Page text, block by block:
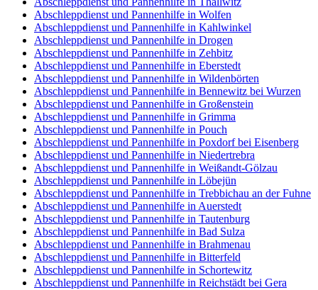
Abschleppdienst und Pannenhilfe in Wolfen
Abschleppdienst und Pannenhilfe in Kahlwinkel
Abschleppdienst und Pannenhilfe in Drogen
Abschleppdienst und Pannenhilfe in Zehbitz
Abschleppdienst und Pannenhilfe in Eberstedt
Abschleppdienst und Pannenhilfe in Wildenbörten
Abschleppdienst und Pannenhilfe in Bennewitz bei Wurzen
Abschleppdienst und Pannenhilfe in Großenstein
Abschleppdienst und Pannenhilfe in Grimma
Abschleppdienst und Pannenhilfe in Pouch
Abschleppdienst und Pannenhilfe in Poxdorf bei Eisenberg
Abschleppdienst und Pannenhilfe in Niedertrebra
Abschleppdienst und Pannenhilfe in Weißandt-Gölzau
Abschleppdienst und Pannenhilfe in Löbejün
Abschleppdienst und Pannenhilfe in Trebbichau an der Fuhne
Abschleppdienst und Pannenhilfe in Auerstedt
Abschleppdienst und Pannenhilfe in Tautenburg
Abschleppdienst und Pannenhilfe in Bad Sulza
Abschleppdienst und Pannenhilfe in Brahmenau
Abschleppdienst und Pannenhilfe in Bitterfeld
Abschleppdienst und Pannenhilfe in Schortewitz
Abschleppdienst und Pannenhilfe in Reichstädt bei Gera